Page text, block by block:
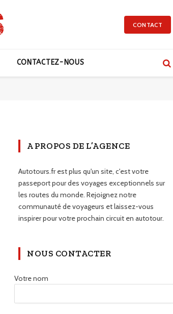
CONTACT
CONTACTEZ-NOUS
A PROPOS DE L’AGENCE
Autotours.fr est plus qu'un site, c'est votre
passeport pour des voyages exceptionnels sur
les routes du monde. Rejoignez notre
communauté de voyageurs et laissez-vous
inspirer pour votre prochain circuit en autotour.
NOUS CONTACTER
Votre nom